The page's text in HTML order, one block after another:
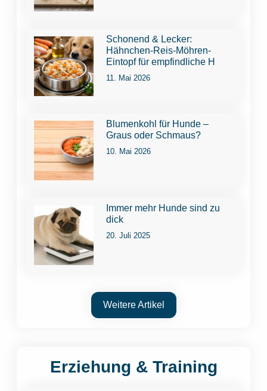
Schonend & Lecker:
Hähnchen-Reis-Möhren-
Eintopf für empfindliche H
11. Mai 2026
Blumenkohl für Hunde –
Graus oder Schmaus?
10. Mai 2026
Immer mehr Hunde sind zu
dick
20. Juli 2025
Weitere Artikel
Erziehung & Training